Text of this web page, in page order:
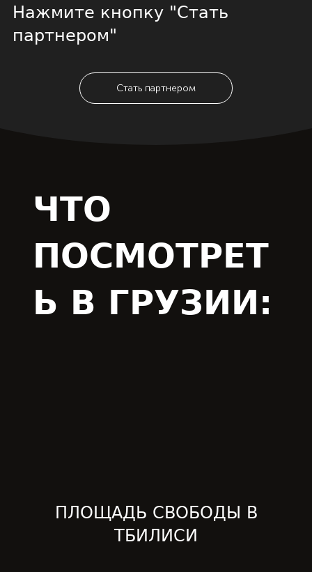
Нажмите кнопку "Стать
партнером"
Стать партнером
ЧТО
ПОСМОТРЕТ
Ь В ГРУЗИИ:
ПЛОЩАДЬ СВОБОДЫ В
ТБИЛИСИ